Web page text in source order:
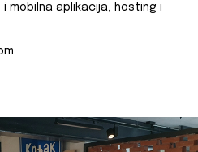
mobilna aplikacija, hosting i